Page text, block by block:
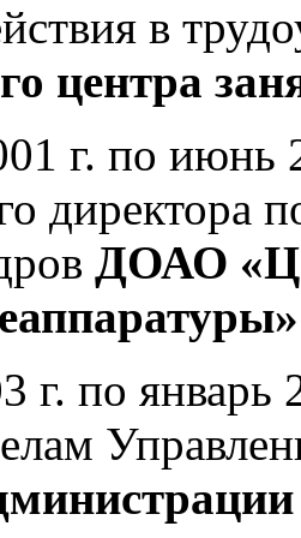
в
центра
г. по июнь
директора
ДОАО
г. по январь